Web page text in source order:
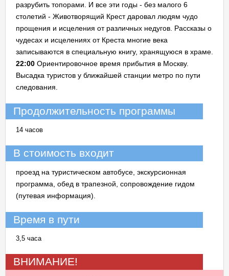
разрубить топорами. И все эти годы - без малого 6
столетий - Животворящий Крест даровал людям чудо
прощения и исцеления от различных недугов. Рассказы о
чудесах и исцелениях от Креста многие века
записываются в специальную книгу, хранящуюся в храме.
22:00 Ориентировочное время прибытия в Москву.
Высадка туристов у ближайшей станции метро по пути
следования.
Продолжительность программы
14 часов
В стоимость входит
проезд на туристическом автобусе, экскурсионная
программа, обед в трапезной, сопровождение гидом
(путевая информация).
Время в пути
3,5 часа
ВНИМАНИЕ!